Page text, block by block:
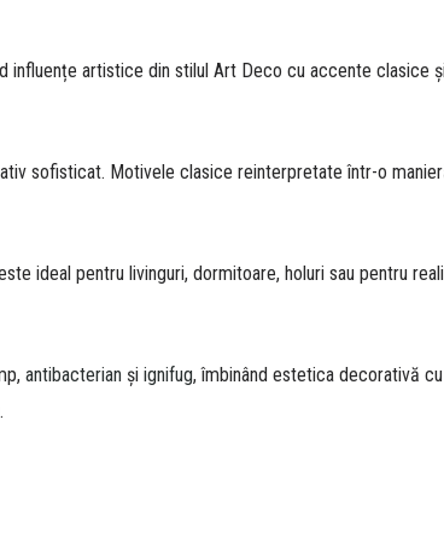
influențe artistice din stilul Art Deco cu accente clasice
sofisticat. Motivele clasice reinterpretate într-o
ideal pentru livinguri, dormitoare, holuri sau pentru
antibacterian și ignifug, îmbinând estetica decorativă